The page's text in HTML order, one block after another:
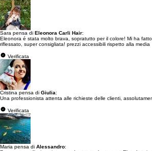
Sara pensa di Eleonora Carli Hair:
Eleonora é stata molto brava, sopratutto per il colore! Mi ha
riflessato, super consigliata! prezzi accessibili rispetto alla media
Verificata
Cristina pensa di Giulia:
Una professionista attenta alle richieste delle clienti,
Verificata
Maria pensa di Alessandro: